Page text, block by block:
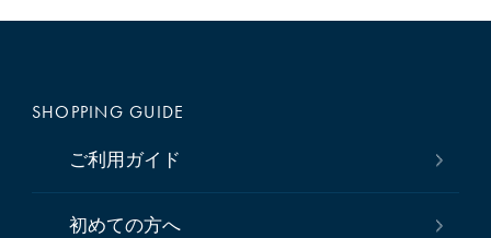
SHOPPING GUIDE
ご利用ガイド
初めての方へ